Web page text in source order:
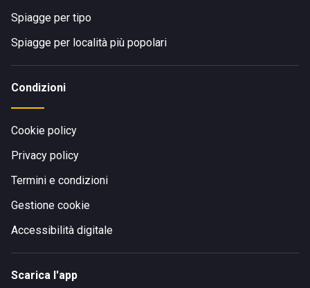
Spiagge per tipo
Spiagge per località più popolari
Condizioni
Cookie policy
Privacy policy
Termini e condizioni
Gestione cookie
Accessibilità digitale
Scarica l'app